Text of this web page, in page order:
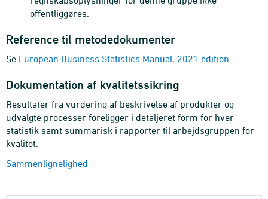
offentliggøres.
Reference til metodedokumenter
Se European Business Statistics Manual, 2021 edition
Dokumentation af kvalitetssikring
Resultater fra vurdering af beskrivelse af produkter og
udvalgte processer foreligger i detaljeret form for hver
statistik samt summarisk i rapporter til arbejdsgruppen for
kvalitet.
Sammenlignelighed